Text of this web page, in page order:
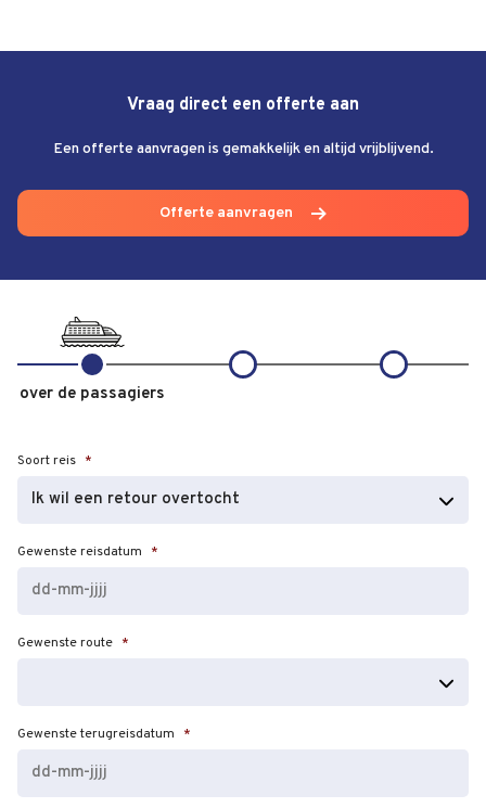
Vraag direct een offerte aan
Een offerte aanvragen is gemakkelijk en altijd vrijblijvend.
Offerte aanvragen
over de passagiers
Soort reis *
Gewenste reisdatum *
dash
Gewenste route *
Gewenste terugreisdatum *